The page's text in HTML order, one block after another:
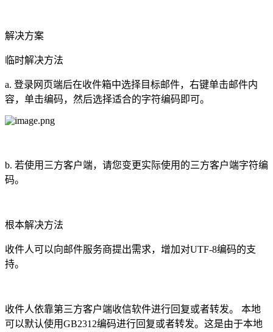
解决方案
临时解决方法
a. 登录网页端后在收件箱中选择目标邮件，右键单击邮件内
容，单击编码，然后选择适合的字符编码即可。
b. 若使用三方客户端，请您变更实际使用的三方客户端字符编
码。
根本解决方法
收件人可以向邮件服务商提出需求，增加对UTF-8编码的支
持。
收件人依靠第三方客户端收信软件进行回复或者转发。 本地
可以默认使用GB2312编码进行回复或者转发。这是由于本地